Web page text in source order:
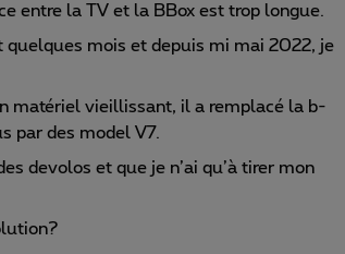
entre la TV et la BBox est trop longue.
quelques mois et depuis mi mai 2022, je
matériel vieillissant, il a remplacé la b-
par des model V7.
devolos et que je n’ai qu’à tirer mon